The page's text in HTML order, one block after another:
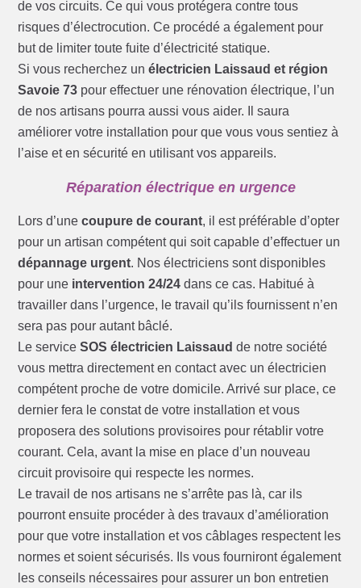
de vos circuits. Ce qui vous protégera contre tous
risques d’électrocution. Ce procédé a également pour
but de limiter toute fuite d’électricité statique.
Si vous recherchez unélectricien Laissaud et région
Savoie 73 pour effectuer une rénovation électrique, l’un
de nos artisans pourra aussi vous aider. Il saura
améliorer votre installation pour que vous vous sentiez à
l’aise et en sécurité en utilisant vos appareils.
Réparation électrique en urgence
Lors d’unecoupure de courant, il est préférable d’opter
pour un artisan compétent qui soit capable d’effectuer un
dépannage urgent. Nos électriciens sont disponibles
pour une intervention 24/24 dans ce cas. Habitué à
travailler dans l’urgence, le travail qu’ils fournissent n’en
sera pas pour autant bâclé.
Le serviceSOS électricien Laissaud de notre société
vous mettra directement en contact avec un électricien
compétent proche de votre domicile. Arrivé sur place, ce
dernier fera le constat de votre installation et vous
proposera des solutions provisoires pour rétablir votre
courant. Cela, avant la mise en place d’un nouveau
circuit provisoire qui respecte les normes.
Le travail de nos artisans ne s’arrête pas là, car ils
pourront ensuite procéder à des travaux d’amélioration
pour que votre installation et vos câblages respectent les
normes et soient sécurisés. Ils vous fourniront également
les conseils nécessaires pour assurer un bon entretien